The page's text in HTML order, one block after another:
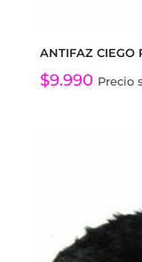
ANTIFAZ CIEGO
$9.990 Precio